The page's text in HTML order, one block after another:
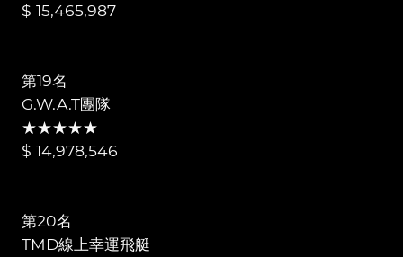
$ 15,465,987
第19名
G.W.A.T團隊
★★★★★
$ 14,978,546
第20名
TMD線上幸運飛艇